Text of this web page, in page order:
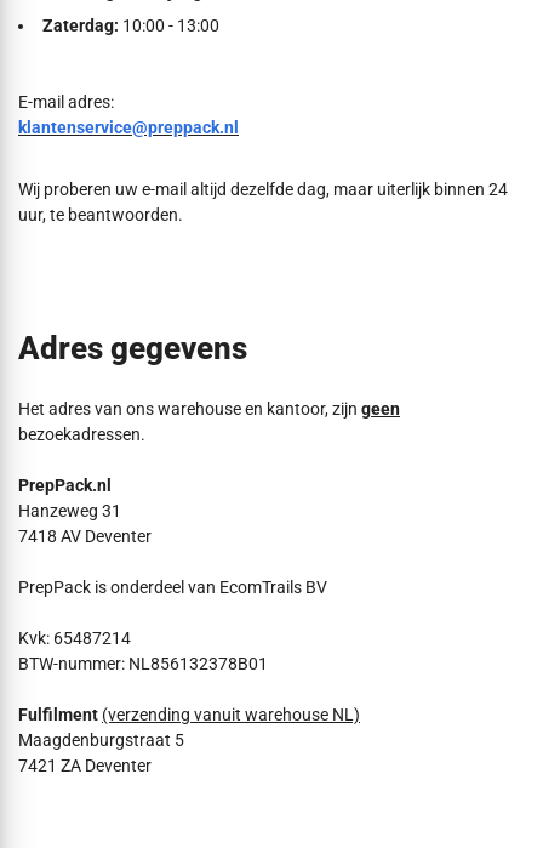
Zaterdag: 10:00 - 13:00
E-mail adres:
klantenservice@preppack.nl
Wij proberen uw e-mail altijd dezelfde dag, maar uiterlijk binnen 24
uur, te beantwoorden.
Adres gegevens
Het adres van ons warehouse en kantoor, zijn geen
bezoekadressen.
PrepPack.nl
Hanzeweg 31
7418 AV Deventer
PrepPack is onderdeel van EcomTrails BV
Kvk: 65487214
BTW-nummer: NL856132378B01
Fulfilment (verzending vanuit warehouse NL)
Maagdenburgstraat 5
7421 ZA Deventer